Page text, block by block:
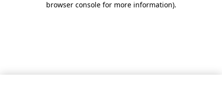
browser console for more information).